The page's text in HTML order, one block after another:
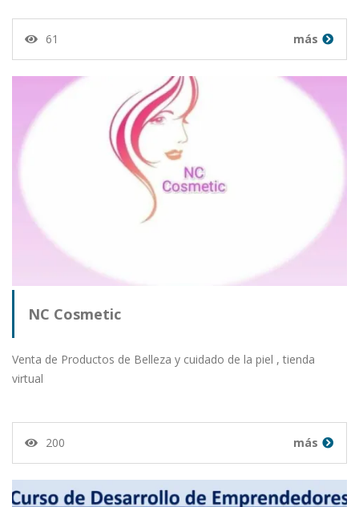
61 más
NC Cosmetic
Venta de Productos de Belleza y cuidado de la piel , tienda
virtual
200 más